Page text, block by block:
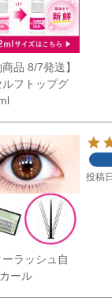
商品 8/7発送】
ルフトップグ
ラッシュ自
ール
投稿日